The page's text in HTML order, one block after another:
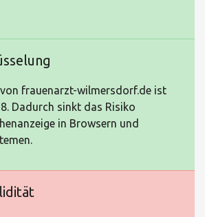
frauenarzt-wilmersdorf.de ist
Dadurch sinkt das Risiko
in Browsern und